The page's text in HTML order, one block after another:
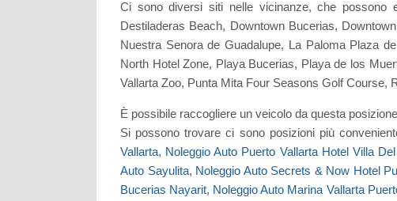
Ci sono diversi siti nelle vicinanze, che possono
Destiladeras Beach, Downtown Bucerias,
Nuestra Senora de Guadalupe, La Paloma Plaza
North Hotel Zone, Playa Bucerias, Playa de los
Vallarta Zoo, Punta Mita Four Seasons Golf Course,
È possibile raccogliere un veicolo da questa
Si possono trovare ci sono posizioni più
Vallarta, Noleggio Auto Puerto Vallarta Hotel Villa
Auto Sayulita, Noleggio Auto Secrets & Now Hotel
Bucerias Nayarit, Noleggio Auto Marina Vallarta